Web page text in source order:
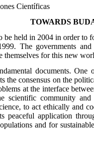
Científicas
TOWARDS
held in 2004 in order to
The governments
themselves for this new
documents. One
the consensus on the
at the interface
scientific community
to act ethically and
peaceful application
and for